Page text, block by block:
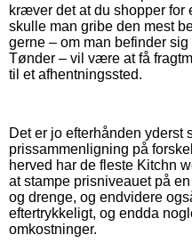
kræver det at du shopper for
skulle man gribe den mest
gerne – om man befinder
Tønder – vil være at få
til et afhentningssted.
Det er jo efterhånden yderst
prissammenligning på
herved har de fleste Kitchn
at stampe prisniveauet på
og drenge, og endvidere
eftertrykkeligt, og endda
omkostninger.